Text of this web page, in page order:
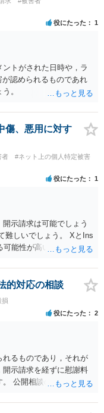
役にたった 1
トがされた日時や，ラ
認められるものであれ
。
傷、悪用に対す
者
#ネット上の個人特定被害
役にたった 1
示請求は可能でしょう
難しいでしょう。 XとIns
可能性が高いでしょう。
いる場合、今から進め
相手を特定できた場
とは可能でしょうか？ →
とができるでしょう。
が認められる場合と認
しょう。
的対応の相談
損
役にたった 2
るものであり，それが
示請求を経ずに慰謝料
公開相談の場では回答